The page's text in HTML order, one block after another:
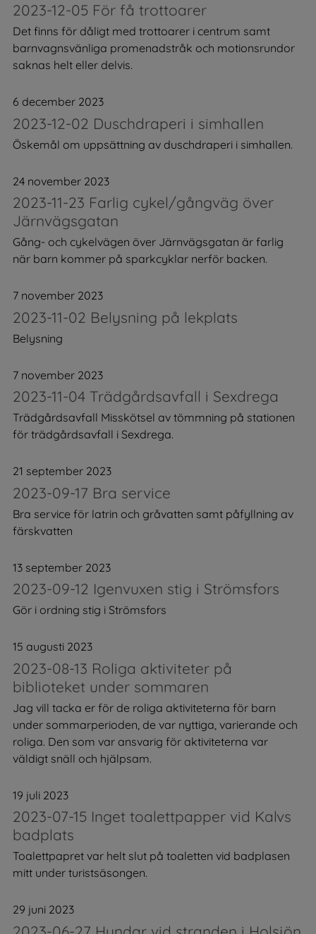
2023-12-05 För få trottoarer
Det finns för dåligt med trottoarer i centrum samt
barnvagnsvänliga promenadstråk och motionsrundor
saknas helt eller delvis.
6 december 2023
2023-12-02 Duschdraperi i simhallen
Öskemål om uppsättning av duschdraperi i simhallen.
24 november 2023
2023-11-23 Farlig cykel/gångväg över
Järnvägsgatan
Gång- och cykelvägen över Järnvägsgatan är farlig
när barn kommer på sparkcyklar nerför backen.
7 november 2023
2023-11-02 Belysning på lekplats
Belysning
7 november 2023
2023-11-04 Trädgårdsavfall i Sexdrega
Trädgårdsavfall Misskötsel av tömmning på stationen
för trädgårdsavfall i Sexdrega.
21 september 2023
2023-09-17 Bra service
Bra service för latrin och gråvatten samt påfyllning av
färskvatten
13 september 2023
2023-09-12 Igenvuxen stig i Strömsfors
Gör i ordning stig i Strömsfors
15 augusti 2023
2023-08-13 Roliga aktiviteter på
biblioteket under sommaren
Jag vill tacka er för de roliga aktiviteterna för barn
under sommarperioden, de var nyttiga, varierande och
roliga. Den som var ansvarig för aktiviteterna var
väldigt snäll och hjälpsam.
19 juli 2023
2023-07-15 Inget toalettpapper vid Kalvs
badplats
Toalettpapret var helt slut på toaletten vid badplasen
mitt under turistsäsongen.
29 juni 2023